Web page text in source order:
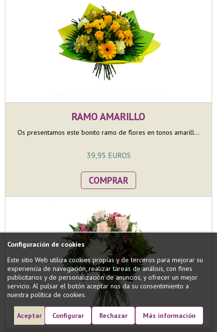
RAMO AMARILLO
Os presentamos este bonito ramo de flores en tonos amarill...
39,95 EUROS
COMPRAR
Configuración de cookies
Este sitio Web utiliza cookies propias y de terceros para mejorar su
experiencia de navegación, realizar tareas de análisis, con fines
publicitarios y de personalización de anuncios, y ofrecer un mejor
servicio. Al pulsar el botón aceptar nos da su consentimiento a
nuestra política de cookies.
Aceptar Configurar Rechazar Más información